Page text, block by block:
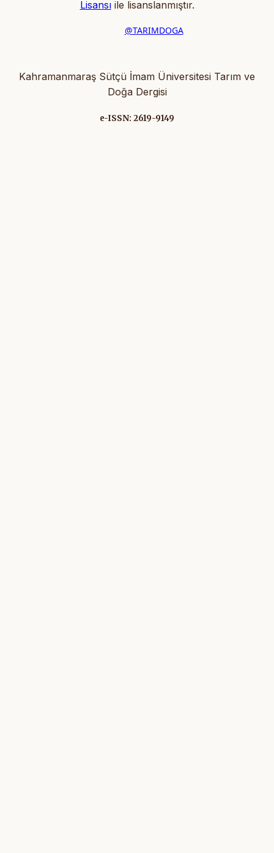
Lisansıile lisanslanmıştır.
@TARIMDOGA
Kahramanmaraş Sütçü İmam Üniversitesi Tarım ve
Doğa Dergisi
e-ISSN: 2619-9149